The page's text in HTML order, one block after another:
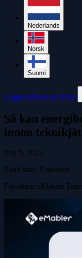
Nederlands
Norsk
Suomi
Logga inBoka en demo
Så kan
innan
July 9, 2025
Read time: 8 minutes
Författare: eMabler Team